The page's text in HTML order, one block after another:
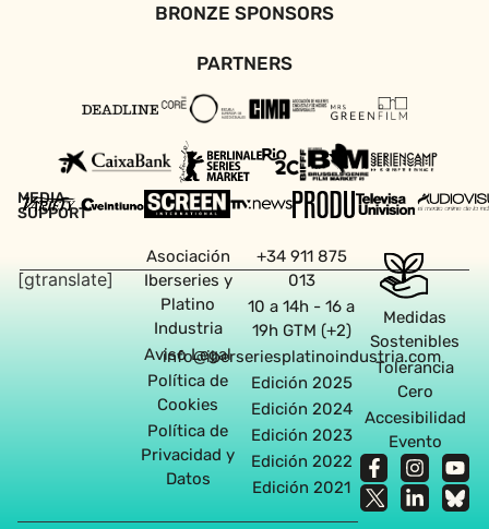
BRONZE SPONSORS
PARTNERS
MEDIA
SUPPORT
[gtranslate]
Asociación
Iberseries y
Platino
Industria
Aviso Legal
Política de
Cookies
Política de
Privacidad y
Datos
+34 911 875
013
10 a 14h - 16 a
19h GTM (+2)
info@iberseriesplatinoindustria.com
Edición 2025
Edición 2024
Edición 2023
Edición 2022
Edición 2021
Medidas
Sostenibles
Tolerancia
Cero
Accesibilidad
Evento